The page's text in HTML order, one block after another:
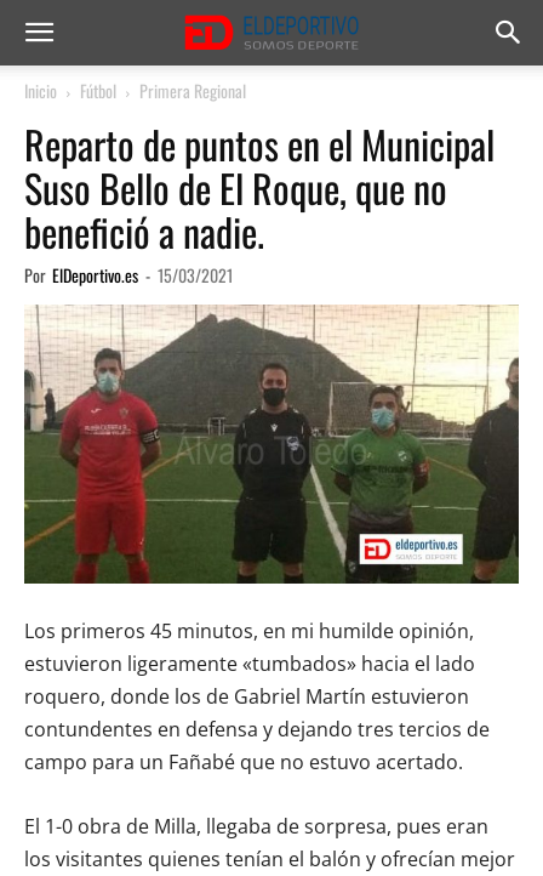
Inicio Fútbol Primera Regional
Reparto de puntos en el Municipal
Suso Bello de El Roque, que no
benefició a nadie.
Por ElDeportivo.es - 15/03/2021
Los primeros 45 minutos, en mi humilde opinión,
estuvieron ligeramente «tumbados» hacia el lado
roquero, donde los de Gabriel Martín estuvieron
contundentes en defensa y dejando tres tercios de
campo para un Fañabé que no estuvo acertado.
El 1-0 obra de Milla, llegaba de sorpresa, pues eran
los visitantes quienes tenían el balón y ofrecían mejor